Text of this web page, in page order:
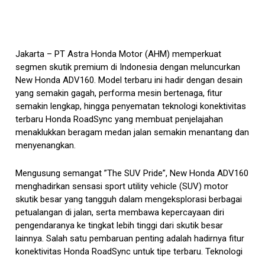
Jakarta – PT Astra Honda Motor (AHM) memperkuat
segmen skutik premium di Indonesia dengan meluncurkan
New Honda ADV160. Model terbaru ini hadir dengan desain
yang semakin gagah, performa mesin bertenaga, fitur
semakin lengkap, hingga penyematan teknologi konektivitas
terbaru Honda RoadSync yang membuat penjelajahan
menaklukkan beragam medan jalan semakin menantang dan
menyenangkan.
Mengusung semangat ”The SUV Pride”, New Honda ADV160
menghadirkan sensasi sport utility vehicle (SUV) motor
skutik besar yang tangguh dalam mengeksplorasi berbagai
petualangan di jalan, serta membawa kepercayaan diri
pengendaranya ke tingkat lebih tinggi dari skutik besar
lainnya. Salah satu pembaruan penting adalah hadirnya fitur
konektivitas Honda RoadSync untuk tipe terbaru. Teknologi